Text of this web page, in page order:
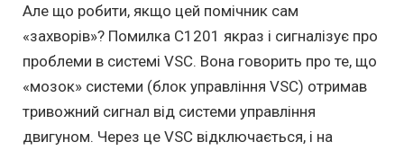
Але що робити, якщо цей помічник сам
«захворів»? Помилка C1201 якраз і сигналізує про
проблеми в системі VSC. Вона говорить про те, що
«мозок» системи (блок управління VSC) отримав
тривожний сигнал від системи управління
двигуном. Через це VSC відключається, і на